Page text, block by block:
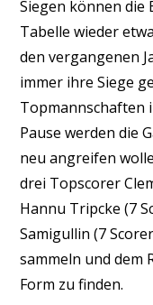
Siegen können die
Tabelle wieder
den vergangenen
immer ihre Siege
Topmannschaften
Pause werden die
neu angreifen
drei Topscorer
Hannu Tripcke (7
Samigullin (7
sammeln und dem
Form zu finden.